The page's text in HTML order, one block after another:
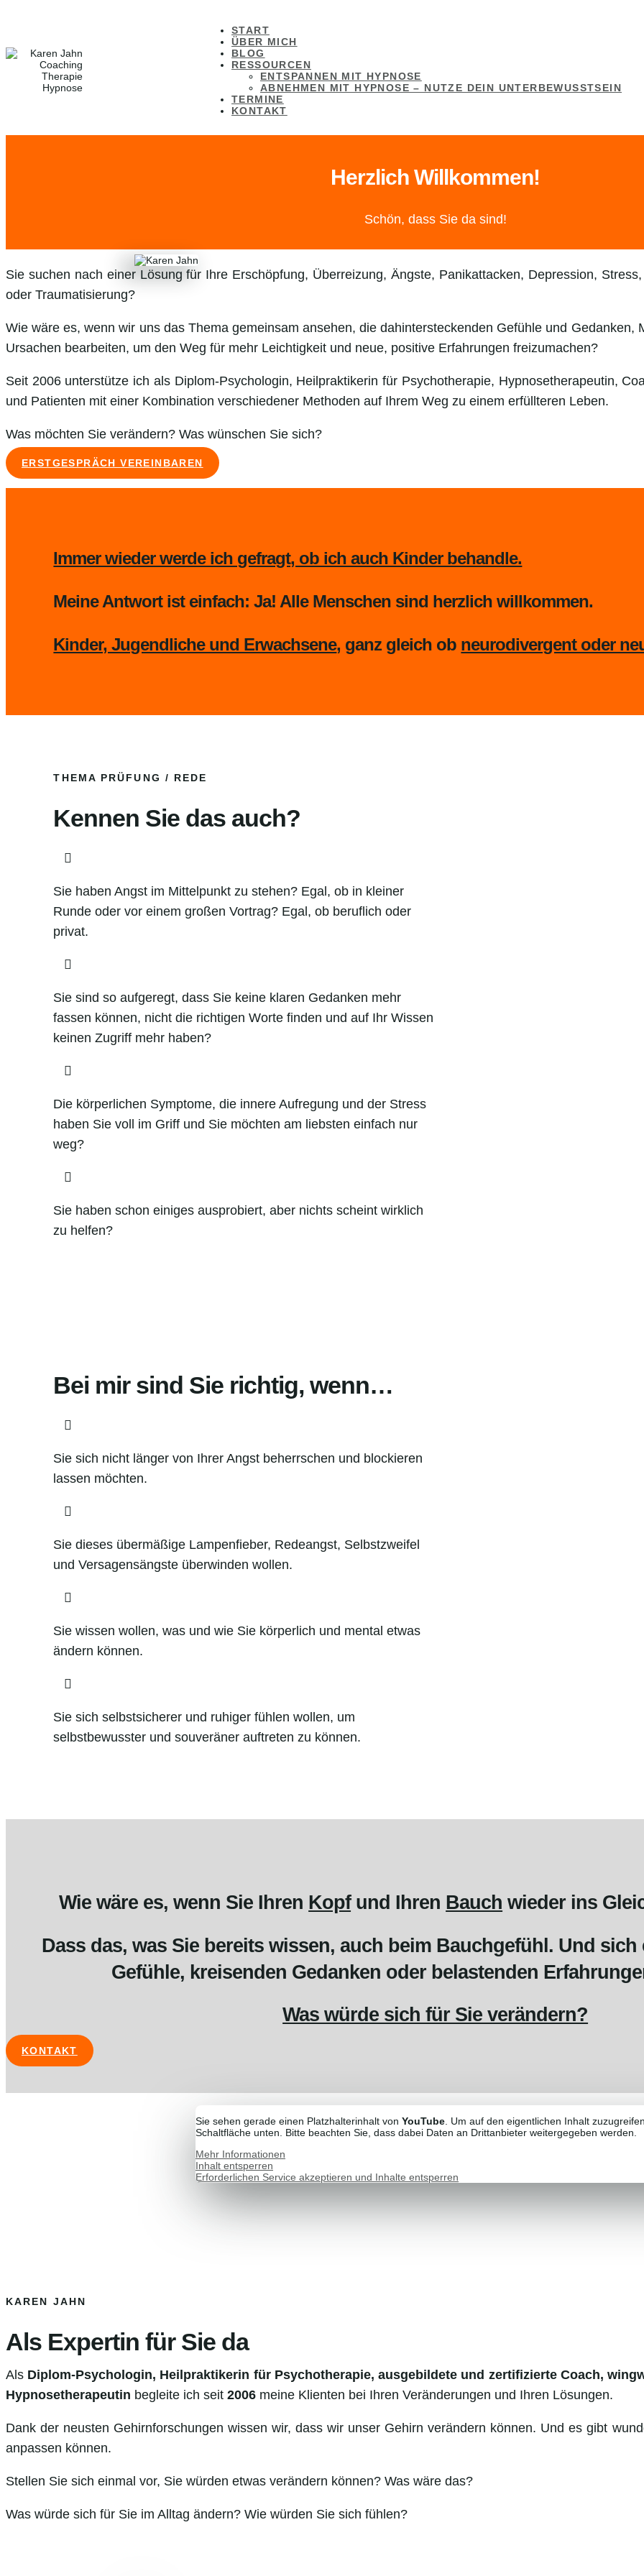
START
ÜBER MICH
BLOG
RESSOURCEN
ENTSPANNEN MIT HYPNOSE
ABNEHMEN MIT HYPNOSE – NUTZE DEIN UNTERBEWUSSTSEIN
TERMINE
KONTAKT
Herzlich Willkommen!
Schön, dass Sie da sind!
Sie suchen nach einer Lösung für Ihre Erschöpfung, Überreizung, Ängste, Panikattacken, Depression,
oder Traumatisierung?
Wie wäre es, wenn wir uns das Thema gemeinsam ansehen, die dahintersteckenden Gefühle und Gedanken,
Ursachen bearbeiten, um den Weg für mehr Leichtigkeit und neue, positive Erfahrungen freizumachen?
Seit 2006 unterstütze ich als Diplom-Psychologin, Heilpraktikerin für Psychotherapie, Hypnosetherapeutin,
und Patienten mit einer Kombination verschiedener Methoden auf Ihrem Weg zu einem erfüllteren Leben.
Was möchten Sie verändern? Was wünschen Sie sich?
ERSTGESPRÄCH VEREINBAREN
Immer wieder werde ich gefragt, ob ich auch Kinder behandle.
Meine Antwort ist einfach: Ja! Alle Menschen sind herzlich willkommen.
Kinder, Jugendliche und Erwachsene, ganz gleich ob neurodivergent oder
THEMA PRÜFUNG / REDE
Kennen Sie das auch?

Sie haben Angst im Mittelpunkt zu stehen? Egal, ob in kleiner
Runde oder vor einem großen Vortrag? Egal, ob beruflich oder
privat.

Sie sind so aufgeregt, dass Sie keine klaren Gedanken mehr
fassen können, nicht die richtigen Worte finden und auf Ihr Wissen
keinen Zugriff mehr haben?

Die körperlichen Symptome, die innere Aufregung und der Stress
haben Sie voll im Griff und Sie möchten am liebsten einfach nur
weg?

Sie haben schon einiges ausprobiert, aber nichts scheint wirklich
zu helfen?
Bei mir sind Sie richtig, wenn…

Sie sich nicht länger von Ihrer Angst beherrschen und blockieren
lassen möchten.

Sie dieses übermäßige Lampenfieber, Redeangst, Selbstzweifel
und Versagensängste überwinden wollen.

Sie wissen wollen, was und wie Sie körperlich und mental etwas
ändern können.

Sie sich selbstsicherer und ruhiger fühlen wollen, um
selbstbewusster und souveräner auftreten zu können.
Wie wäre es, wenn Sie Ihren Kopfund Ihren Bauch wieder ins
Dass das, was Sie bereits wissen, auch beim Bauchgefühl. Und
Gefühle, kreisenden Gedanken oder belastenden
Was würde sich für Sie verändern?
KONTAKT
Sie sehen gerade einen Platzhalterinhalt von YouTube . Um auf den eigentlichen Inhalt
Schaltfläche unten. Bitte beachten Sie, dass dabei Daten an Drittanbieter weitergegeben werden.
Mehr Informationen
Inhalt entsperren
Erforderlichen Service akzeptieren und Inhalte entsperren
KAREN JAHN
Als Expertin für Sie da
Als Diplom-Psychologin, Heilpraktikerin für Psychotherapie, ausgebildete und zertifizierte Coach,
Hypnosetherapeutin begleite ich seit 2006 meine Klienten bei Ihren Veränderungen und Ihren Lösungen.
Dank der neusten Gehirnforschungen wissen wir, dass wir unser Gehirn verändern können. Und es gibt
anpassen können.
Stellen Sie sich einmal vor, Sie würden etwas verändern können? Was wäre das?
Was würde sich für Sie im Alltag ändern? Wie würden Sie sich fühlen?